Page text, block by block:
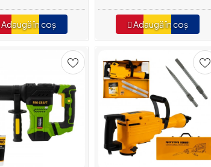
Adaugă în coș Adaugă în coș